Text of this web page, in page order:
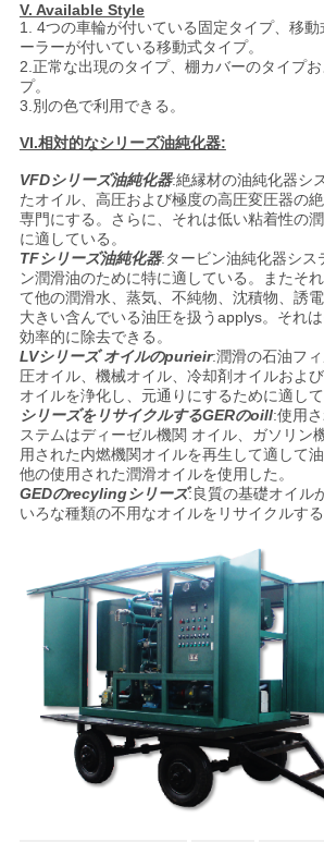
V. Available Style
1. 4つの車輪が付いている固定タイプ、移
ーラーが付いている移動式タイプ。
2.正常な出現のタイプ、棚カバーのタイプ
プ。
3.別の色で利用できる。
VI.相対的なシリーズ油純化器:
VFDシリーズ油純化器:絶縁材の油純化器シ
たオイル、高圧および極度の高圧変圧器の
専門にする。さらに、それは低い粘着性の
に適している。
TFシリーズ油純化器:タービン油純化器シス
ン潤滑油のために特に適している。またそ
て他の潤滑水、蒸気、不純物、沈積物、誘
大きい含んでいる油圧を扱うapplys。それ
効率的に除去できる。
LVシリーズ オイルのpurieir:潤滑の石油フ
圧オイル、機械オイル、冷却剤オイルおよ
オイルを浄化し、元通りにするために適して
シリーズをリサイクルするGERのoill:使用
ステムはディーゼル機関 オイル、ガソリン
用された内燃機関オイルを再生して適して
他の使用された潤滑オイルを使用した。
GEDのrecylingシリーズ:良質の基礎オイル
いろな種類の不用なオイルをリサイクルする